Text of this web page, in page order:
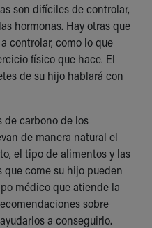
son difíciles de controlar,
hormonas. Hay otras que
controlar, como lo que
físico que hace. El
de su hijo hablará con
de carbono de los
de manera natural el
el tipo de alimentos y las
come su hijo pueden
médico que atiende la
sobre
a conseguirlo.